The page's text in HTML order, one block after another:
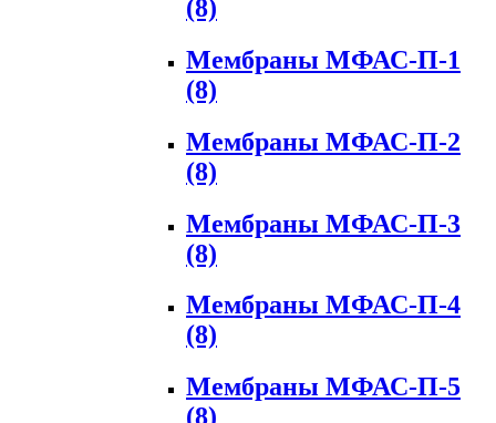
(8)
Мембраны МФАС-П-1
(8)
Мембраны МФАС-П-2
(8)
Мембраны МФАС-П-3
(8)
Мембраны МФАС-П-4
(8)
Мембраны МФАС-П-5
(8)